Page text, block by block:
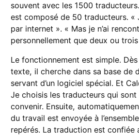
souvent avec les 1500
est composé de 50 traducteurs. «
par internet ». « Mas je n’ai
personnellement que deux ou
Le fonctionnement est simple.
texte, il cherche dans sa base de
servant d’un logiciel spécial. Et
Je choisis les traducteurs qui sont
convenir. Ensuite,
du travail est envoyée à
repérés. La traduction est confiée